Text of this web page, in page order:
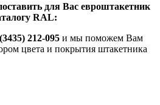
для Вас евроштакетник
RAL:
212-095 и мы поможем Вам
цвета и покрытия штакетника